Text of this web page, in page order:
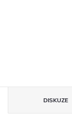
DISKUZE